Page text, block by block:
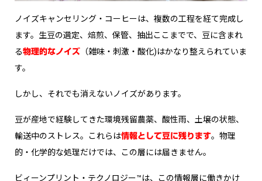
ノイズキャンセリング・コーヒーは、複数の工程を経て完成し
ます。生豆の選定、焙煎、保管、抽出――ここまでで、豆に含まれ
る物理的なノイズ（雑味・刺激・酸化)はかなり整えられていま
す。
しかし、それでも消えないノイズがあります。
豆が産地で経験してきた環境――残留農薬、酸性雨、土壌の状態、
輸送中のストレス。これらは情報として豆に残ります。物理
的・化学的な処理だけでは、この層には届きません。
ビィーンプリント・テクノロジー™は、この情報層に働きかけ